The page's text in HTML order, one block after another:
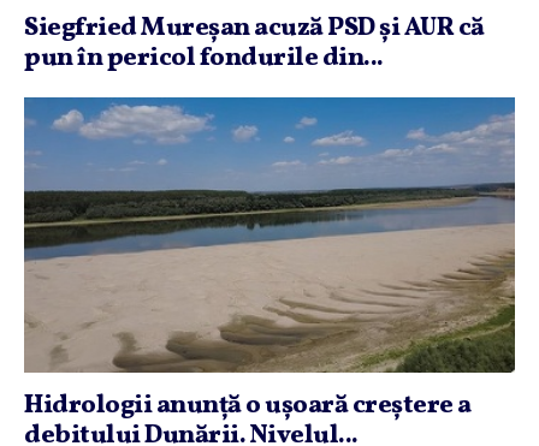
Siegfried Mureşan acuză PSD şi AUR că
pun în pericol fondurile din...
Hidrologii anunţă o uşoară creştere a
debitului Dunării. Nivelul...